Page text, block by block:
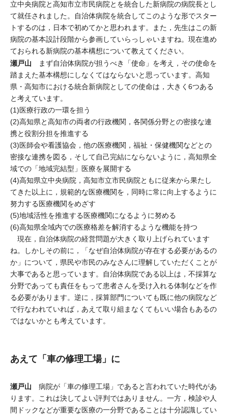
立中央病院と高知市立市民病院とを統合した新病院の病院長とし
て就任されました。自治体病院を統合してこのような形でスター
トするのは，日本で初めてかと思われます。また，先生はこの新
病院の基本設計段階から参画していらっしゃいますね。現在進め
ておられる新病院の基本構想について教えてください。
瀬戸山 まず自治体病院が担うべき「使命」を考え，その使命を
踏まえた基本構想にしなくてはならないと思っています。高知
県・高知市における統合新病院としての使命は，大きく6つある
と考えています。
(1)医療行政の一環を担う
(2)高知県と高知市の両者の行政機関，各関係分野との密接な連
携と役割分担を推進する
(3)医師会や看護協会，他の医療機関，福祉・保健機関などとの
密接な連携を図る，そして自己完結にならないように，高知県全
域での「地域完結型」医療を展開する
(4)高知県立中央病院，高知市立市民病院ともに従来から果たし
てきた以上に，規範的な医療機関を，同時に常に向上するように
努力する医療機関をめざす
(5)地域活性を推進する医療機関になるように努める
(6)高知県全域内での医療格差を解消するような機能を持つ
現在，自治体病院の経営問題が大きく取り上げられています
ね。しかしその前に，「なぜ自治体病院が存在する必要があるの
か」について，県民や市民のみなさんに理解していただくことが
大事であると思っています。自治体病院である以上は，不採算な
分野であっても責任をもって患者さんを受け入れる体制などを作
る必要があります。逆に，採算部門についても既に他の病院など
で行なわれていれば，あえて取り組まなくてもいい場合もあるの
ではないかとも考えています。
あえて「車の修理工場」に
瀬戸山 病院が「車の修理工場」であると言われていた時代があ
ります。これは決してよい評判ではありません。一方，検診や人
間ドックなどが重要な医療の一分野であることは十分認識してい